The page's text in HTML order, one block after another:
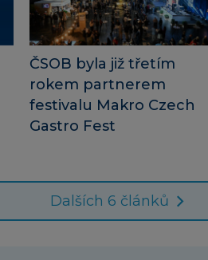
ČSOB byla již třetím
rokem partnerem
festivalu Makro Czech
Gastro Fest
Dalších 6 článků